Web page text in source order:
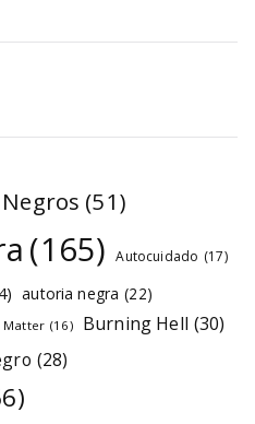
(51)
(165) Autocuidado (17)
autoria negra (22)
Matter (16) Burning Hell (30)
(28)